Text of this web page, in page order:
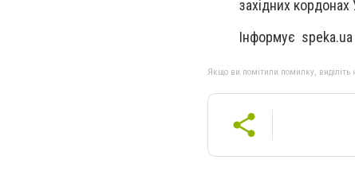
західних кордонах
Інформує speka.ua
Якщо ви помітили помилку, виділіть